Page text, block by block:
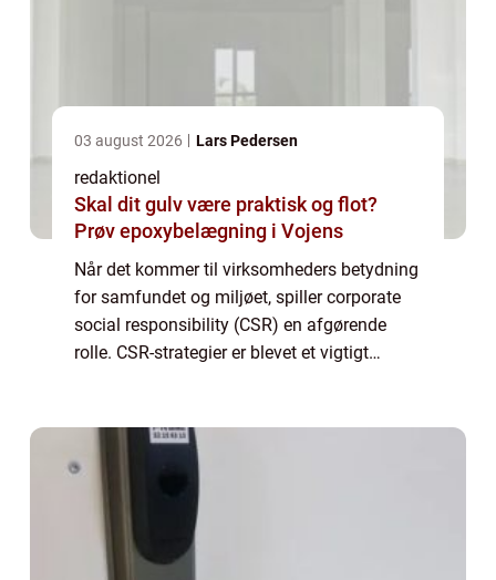
03 august 2026 Lars Pedersen
redaktionel
Skal dit gulv være praktisk og flot?
Prøv epoxybelægning i Vojens
Når det kommer til virksomheders betydning
for samfundet og miljøet, spiller corporate
social responsibility (CSR) en afgørende
rolle. CSR-strategier er blevet et vigtigt